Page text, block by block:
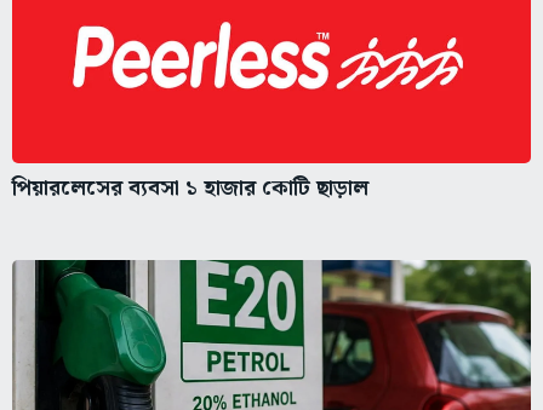
পিয়ারলেসের ব্যবসা ১ হাজার কোটি ছাড়াল